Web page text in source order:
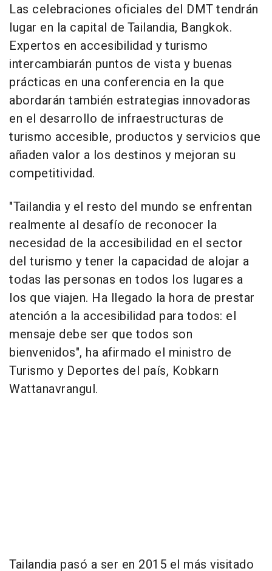
Las celebraciones oficiales del DMT tendrán
lugar en la capital de Tailandia, Bangkok.
Expertos en accesibilidad y turismo
intercambiarán puntos de vista y buenas
prácticas en una conferencia en la que
abordarán también estrategias innovadoras
en el desarrollo de infraestructuras de
turismo accesible, productos y servicios que
añaden valor a los destinos y mejoran su
competitividad.
"Tailandia y el resto del mundo se enfrentan
realmente al desafío de reconocer la
necesidad de la accesibilidad en el sector
del turismo y tener la capacidad de alojar a
todas las personas en todos los lugares a
los que viajen. Ha llegado la hora de prestar
atención a la accesibilidad para todos: el
mensaje debe ser que todos son
bienvenidos", ha afirmado el ministro de
Turismo y Deportes del país, Kobkarn
Wattanavrangul.
Tailandia pasó a ser en 2015 el más visitado